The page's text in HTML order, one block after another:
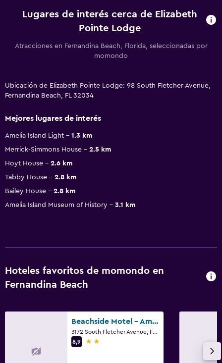
Lugares de interés cerca de Elizabeth
Pointe Lodge
Atracciones en Fernandina Beach, Florida, seleccionadas por
momondo
Ubicación de Elizabeth Pointe Lodge: 98 South Fletcher Avenue,
Fernandina Beach, FL 32034
Mejores lugares de interés
Amelia Island Light
1.3 km
Merrick-Simmons House
2.5 km
Hoyt House
2.6 km
Tabby House
2.8 km
Bailey House
2.8 km
Amelia Island Museum of History
3.1 km
Hoteles favoritos de momondo en
Fernandina Beach
Beachside Motel - Amelia Island
8,9
2 estrellas